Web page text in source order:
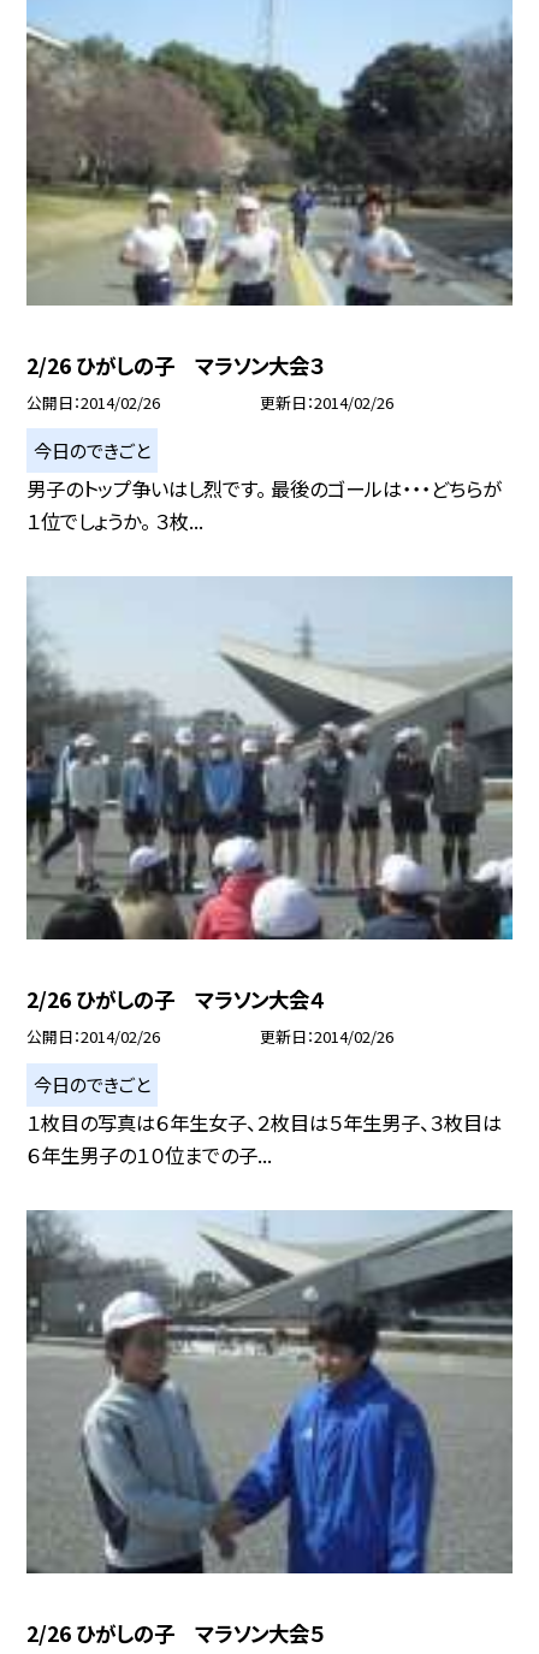
2/26 ひがしの子 マラソン大会３
公開日 2014/02/26 更新日 2014/02/26
今日のできごと
男子のトップ争いはし烈です。 最後のゴールは・・・どちらが
１位でしょうか。 ３枚...
2/26 ひがしの子 マラソン大会４
公開日 2014/02/26 更新日 2014/02/26
今日のできごと
１枚目の写真は６年生女子、２枚目は５年生男子、３枚目は
６年生男子の１０位までの子...
2/26 ひがしの子 マラソン大会５